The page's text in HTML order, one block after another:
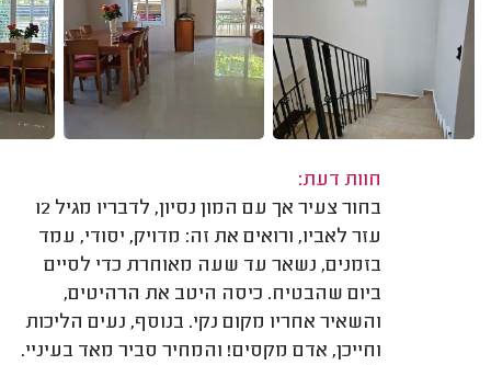
חוות דעת:
בחור צעיר אך עם המון נסיון, לדבריו מגיל 12
עזר לאביו, ורואים את זה: מדויק, יסודי, עמד
בזמנים, נשאר עד שעה מאוחרת כדי לסיים
ביום שהבטיח. כיסה היטב את הרהיטים,
והשאיר אחריו מקום נקי. בנוסף, נעים הליכות
וחייכן, אדם מקסים! והמחיר סביר מאד בעיניי.